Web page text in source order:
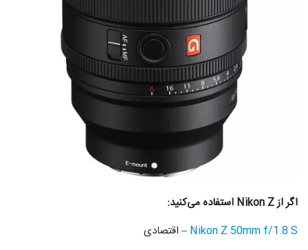
اگر از Nikon Z استفاده می‌کنید:
Nikon Z 50mm f/1.8 S – اقتصادی